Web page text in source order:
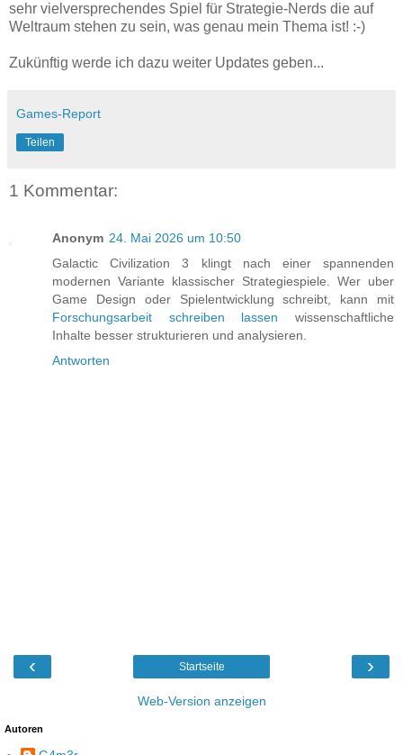
sehr vielversprechendes Spiel für Strategie-Nerds die auf
Weltraum stehen zu sein, was genau mein Thema ist! :-)
Zukünftig werde ich dazu weiter Updates geben...
Games-Report
Teilen
1 Kommentar:
Anonym 24. Mai 2026 um 10:50
Galactic Civilization 3 klingt nach einer spannenden
modernen Variante klassischer Strategiespiele. Wer uber
Game Design oder Spielentwicklung schreibt, kann mit
Forschungsarbeit schreiben lassen wissenschaftliche
Inhalte besser strukturieren und analysieren.
Antworten
‹ ›
Startseite
Web-Version anzeigen
Autoren